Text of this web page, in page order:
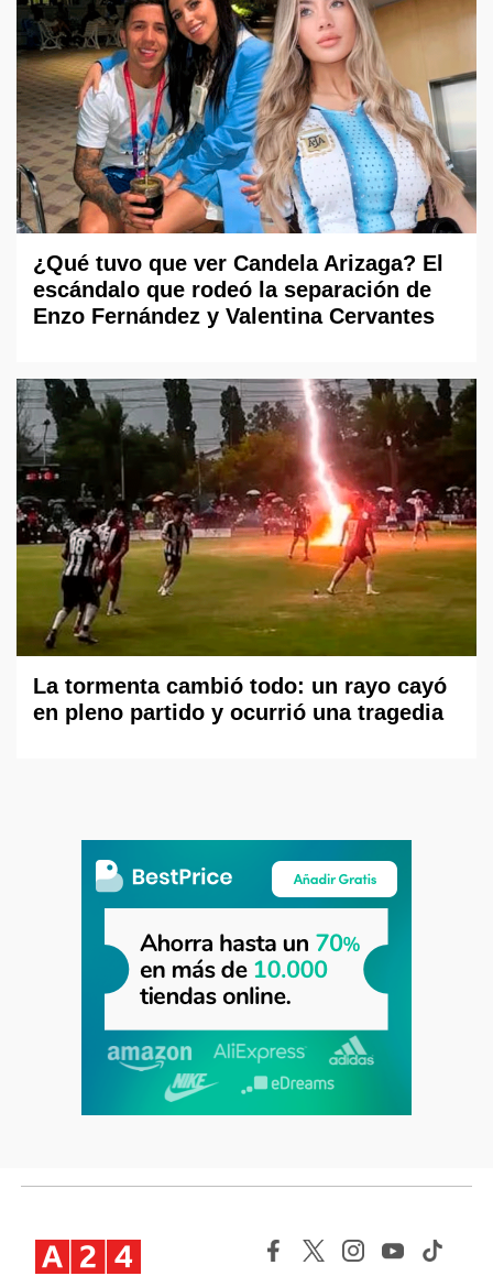
¿Qué tuvo que ver Candela Arizaga? El
escándalo que rodeó la separación de
Enzo Fernández y Valentina Cervantes
La tormenta cambió todo: un rayo cayó
en pleno partido y ocurrió una tragedia